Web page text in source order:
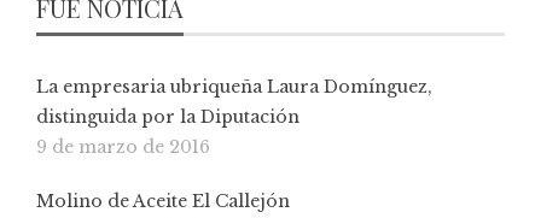
FUE NOTICIA
La empresaria ubriqueña Laura Domínguez,
distinguida por la Diputación
9 de marzo de 2016
Molino de Aceite El Callejón